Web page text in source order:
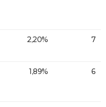
2,20% 7
1,89% 6